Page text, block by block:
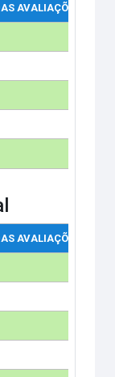
AVALIAÇÕES
AVALIAÇÕES